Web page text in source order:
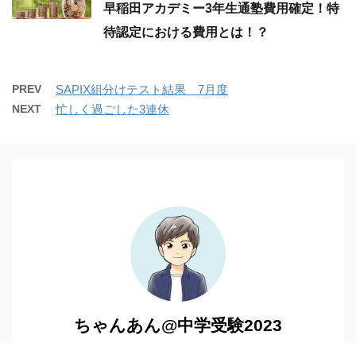
早稲田アカデミー3年生通塾費用確定！特
待認定における費用とは！？
PREV SAPIX組分けテスト結果 7月度
NEXT 忙しく過ごした3連休
ちゃんあん@中学受験2023